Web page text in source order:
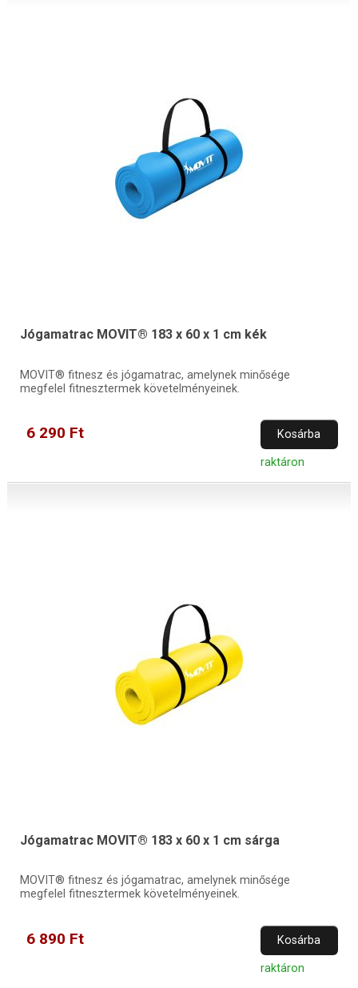
Jógamatrac MOVIT® 183 x 60 x 1 cm kék
MOVIT® fitnesz és jógamatrac, amelynek minősége
megfelel fitnesztermek követelményeinek.
6 290 Ft Kosárba
raktáron
Jógamatrac MOVIT® 183 x 60 x 1 cm sárga
MOVIT® fitnesz és jógamatrac, amelynek minősége
megfelel fitnesztermek követelményeinek.
6 890 Ft Kosárba
raktáron